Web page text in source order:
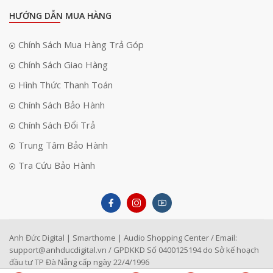
HƯỚNG DẪN MUA HÀNG
Chính Sách Mua Hàng Trả Góp
Chính Sách Giao Hàng
Hình Thức Thanh Toán
Chính Sách Bảo Hành
Chính Sách Đổi Trả
Trung Tâm Bảo Hành
Tra Cứu Bảo Hành
Anh Đức Digital | Smarthome | Audio Shopping Center / Email:
support@anhducdigital.vn / GPDKKD Số 0400125194 do Sở kế hoạch
đầu tư TP Đà Nẵng cấp ngày 22/4/1996